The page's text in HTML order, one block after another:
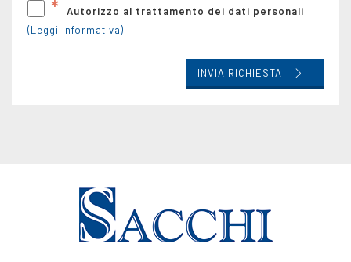
*
Autorizzo al trattamento dei dati personali
(Leggi Informativa).
INVIA RICHIESTA